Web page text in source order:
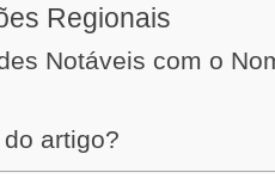
Regionais
Notáveis com o
artigo?